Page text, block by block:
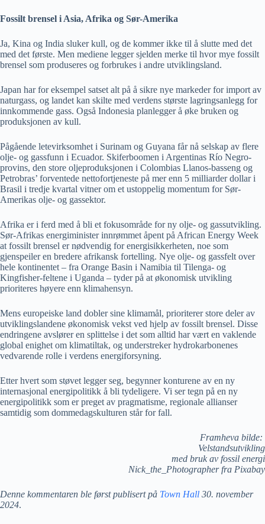
Fossilt brensel i Asia, Afrika og Sør-Amerika
Ja, Kina og India sluker kull, og de kommer ikke til å slutte med det
med det første. Men mediene legger sjelden merke til hvor mye fossilt
brensel som produseres og forbrukes i andre utviklingsland.
Japan har for eksempel satset alt på å sikre nye markeder for import av
naturgass, og landet kan skilte med verdens største lagringsanlegg for
innkommende gass. Også Indonesia planlegger å øke bruken og
produksjonen av kull.
Pågående letevirksomhet i Surinam og Guyana får nå selskap av flere
olje- og gassfunn i Ecuador. Skiferboomen i Argentinas Río Negro-
provins, den store oljeproduksjonen i Colombias Llanos-basseng og
Petrobras’ forventede nettofortjeneste på mer enn 5 milliarder dollar i
Brasil i tredje kvartal vitner om et ustoppelig momentum for Sør-
Amerikas olje- og gassektor.
Afrika er i ferd med å bli et fokusområde for ny olje- og gassutvikling.
Sør-Afrikas energiminister innrømmet åpent på African Energy Week
at fossilt brensel er nødvendig for energisikkerheten, noe som
gjenspeiler en bredere afrikansk fortelling. Nye olje- og gassfelt over
hele kontinentet – fra Orange Basin i Namibia til Tilenga- og
Kingfisher-feltene i Uganda – tyder på at økonomisk utvikling
prioriteres høyere enn klimahensyn.
Mens europeiske land dobler sine klimamål, prioriterer store deler av
utviklingslandene økonomisk vekst ved hjelp av fossilt brensel. Disse
endringene avslører en splittelse i det som alltid har vært en vaklende
global enighet om klimatiltak, og understreker hydrokarbonenes
vedvarende rolle i verdens energiforsyning.
Etter hvert som støvet legger seg, begynner konturene av en ny
internasjonal energipolitikk å bli tydeligere. Vi ser tegn på en ny
energipolitikk som er preget av pragmatisme, regionale allianser
samtidig som dommedagskulturen står for fall.
Framheva bilde:
Velstandsutvikling
med bruk av fossil energi
Nick_the_Photographer fra Pixabay
Denne kommentaren ble først publisert på Town Hall 30. november
2024.